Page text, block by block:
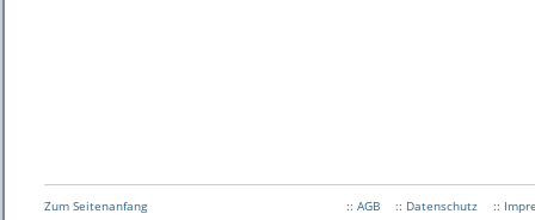
Zum Seitenanfang :: AGB :: Datenschutz ::